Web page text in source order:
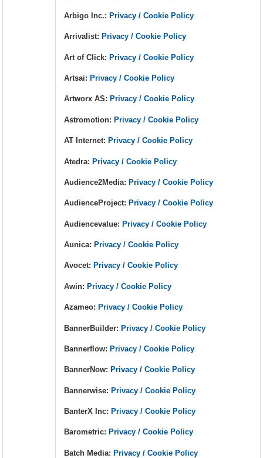
Arbigo Inc.: Privacy / Cookie Policy
Arrivalist: Privacy / Cookie Policy
Art of Click:Privacy / Cookie Policy
Artsai: Privacy / Cookie Policy
Artworx AS: Privacy / Cookie Policy
Astromotion: Privacy / Cookie Policy
AT Internet: Privacy / Cookie Policy
Atedra:Privacy / Cookie Policy
Audience2Media: Privacy / Cookie Policy
AudienceProject: Privacy / Cookie Policy
Audiencevalue:Privacy / Cookie Policy
Aunica: Privacy / Cookie Policy
Avocet: Privacy / Cookie Policy
Awin: Privacy / Cookie Policy
Azameo: Privacy / Cookie Policy
BannerBuilder:Privacy / Cookie Policy
Bannerflow: Privacy / Cookie Policy
BannerNow: Privacy / Cookie Policy
Bannerwise:Privacy / Cookie Policy
BanterX Inc: Privacy / Cookie Policy
Barometric: Privacy / Cookie Policy
Batch Media: Privacy / Cookie Policy